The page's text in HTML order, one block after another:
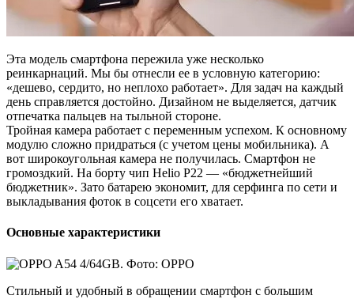
Эта модель смартфона пережила уже несколько
реинкарнаций. Мы бы отнесли ее в условную категорию:
«дешево, сердито, но неплохо работает». Для задач на каждый
день справляется достойно. Дизайном не выделяется, датчик
отпечатка пальцев на тыльной стороне.
Тройная камера работает с переменным успехом. К основному
модулю сложно придраться (с учетом цены мобильника). А
вот широкоугольная камера не получилась. Смартфон не
громоздкий. На борту чип Helio P22 — «бюджетнейший
бюджетник». Зато батарею экономит, для серфинга по сети и
выкладывания фоток в соцсети его хватает.
Основные характеристики
Стильный и удобный в обращении смартфон с большим